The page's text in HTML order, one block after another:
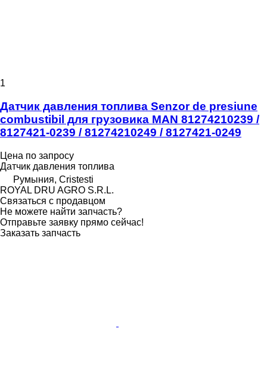
1
Датчик давления топлива Senzor de presiune
combustibil для грузовика MAN 81274210239 /
8127421-0239 / 81274210249 / 8127421-0249
Цена по запросу
Датчик давления топлива
Румыния, Cristesti
ROYAL DRU AGRO S.R.L.
Связаться с продавцом
Не можете найти запчасть?
Отправьте заявку прямо сейчас!
Заказать запчасть